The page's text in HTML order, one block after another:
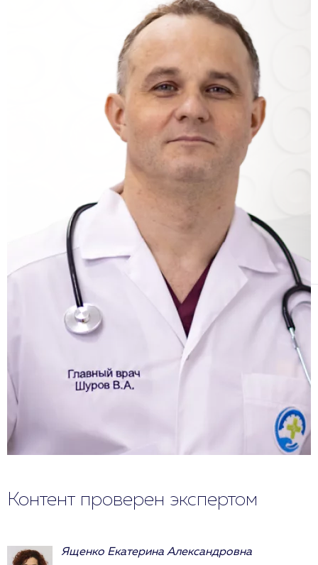
Контент проверен экспертом
Ященко Екатерина Александровна